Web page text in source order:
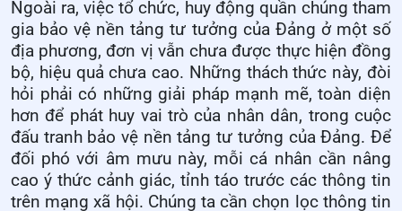
Ngoài ra, việc tổ chức, huy động quần chúng tham
gia bảo vệ nền tảng tư tưởng của Đảng ở một số
địa phương, đơn vị vẫn chưa được thực hiện đồng
bộ, hiệu quả chưa cao. Những thách thức này, đòi
hỏi phải có những giải pháp mạnh mẽ, toàn diện
hơn để phát huy vai trò của nhân dân, trong cuộc
đấu tranh bảo vệ nền tảng tư tưởng của Đảng. Để
đối phó với âm mưu này, mỗi cá nhân cần nâng
cao ý thức cảnh giác, tỉnh táo trước các thông tin
trên mạng xã hội. Chúng ta cần chọn lọc thông tin